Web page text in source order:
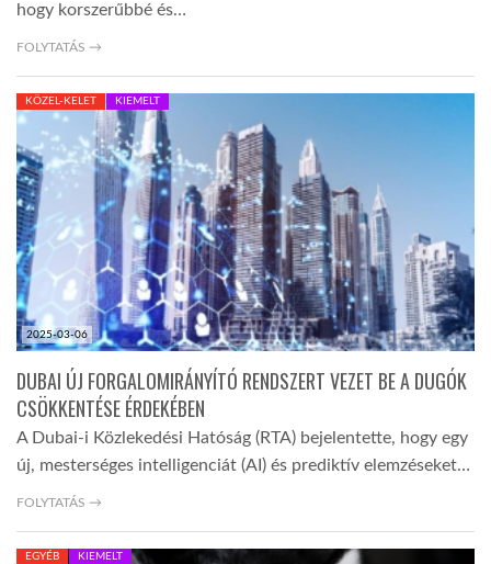
hogy korszerűbbé és…
FOLYTATÁS →
2025-03-06
KÖZEL-KELET KIEMELT
DUBAI ÚJ FORGALOMIRÁNYÍTÓ RENDSZERT VEZET BE A DUGÓK
CSÖKKENTÉSE ÉRDEKÉBEN
A Dubai-i Közlekedési Hatóság (RTA) bejelentette, hogy egy
új, mesterséges intelligenciát (AI) és prediktív elemzéseket…
FOLYTATÁS →
EGYÉB KIEMELT